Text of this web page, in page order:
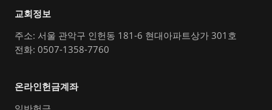
교회정보
주소: 서울 관악구 인헌동 181-6 현대아파트상가 301호
전화: 0507-1358-7760
온라인헌금계좌